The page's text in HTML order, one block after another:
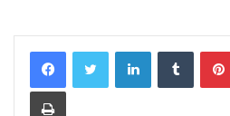
LinkedInTumblr
Print